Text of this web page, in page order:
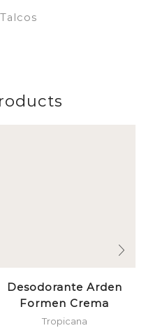
Desodorante Arden
Formen Crema
*135$/Esp
Tropicana